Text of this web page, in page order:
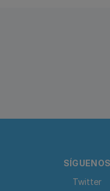
SÍGUENOS
Twitter